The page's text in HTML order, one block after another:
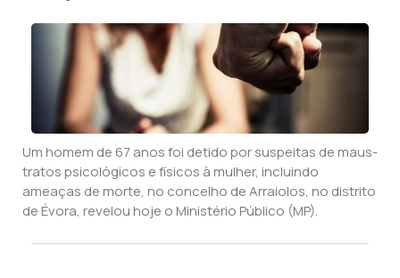
Um homem de 67 anos foi detido por suspeitas de maus-
tratos psicológicos e físicos à mulher, incluindo
ameaças de morte, no concelho de Arraiolos, no distrito
de Évora, revelou hoje o Ministério Público (MP).